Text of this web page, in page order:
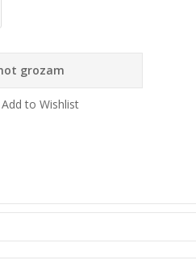
grozam
Add to Wishlist